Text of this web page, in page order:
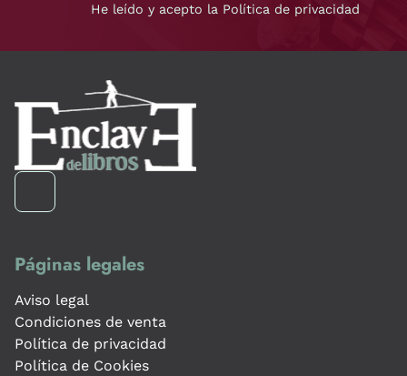
He leído y acepto la Política de privacidad
Páginas legales
Aviso legal
Condiciones de venta
Política de privacidad
Política de Cookies